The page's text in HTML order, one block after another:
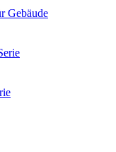
Gebäude